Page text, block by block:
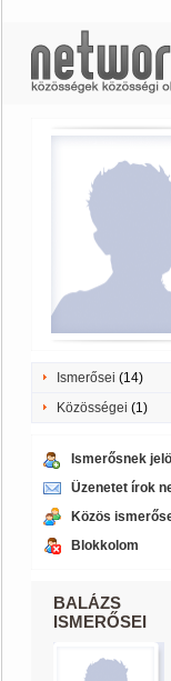
Ismerősei (14)
Közösségei (1)
Ismerősnek
Üzenetet írok
Közös
Blokkolom
BALÁZS
ISMERŐSEI